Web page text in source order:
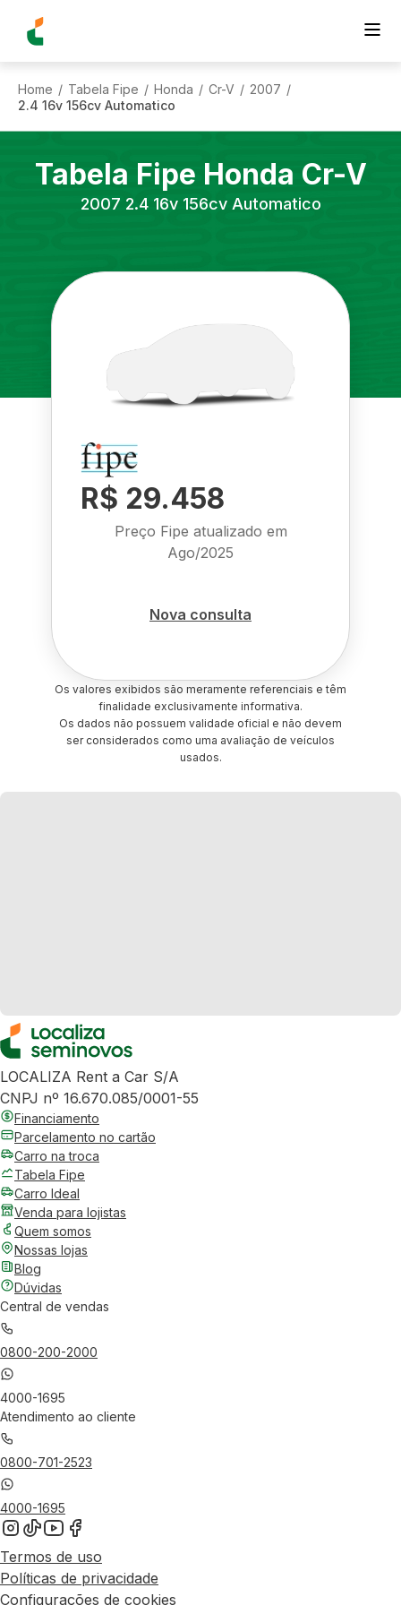
Home / Tabela Fipe / Honda / Cr-V / 2007 /
2.4 16v 156cv Automatico
Tabela Fipe Honda Cr-V
2007 2.4 16v 156cv Automatico
R$ 29.458
Preço Fipe atualizado em
Ago/2025
Nova consulta
Os valores exibidos são meramente referenciais e têm
finalidade exclusivamente informativa.
Os dados não possuem validade oficial e não devem
ser considerados como uma avaliação de veículos
usados.
LOCALIZA Rent a Car S/A
CNPJ nº 16.670.085/0001-55
Financiamento
Parcelamento no cartão
Carro na troca
Tabela Fipe
Carro Ideal
Venda para lojistas
Quem somos
Nossas lojas
Blog
Dúvidas
Central de vendas
0800-200-2000
4000-1695
Atendimento ao cliente
0800-701-2523
4000-1695
Termos de uso
Políticas de privacidade
Configurações de cookies